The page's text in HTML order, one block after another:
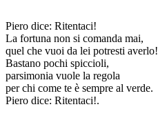
Piero dice: Ritentaci!
La fortuna non si comanda mai,
quel che vuoi da lei potresti averlo!
Bastano pochi spiccioli,
parsimonia vuole la regola
per chi come te è sempre al verde.
Piero dice: Ritentaci!.